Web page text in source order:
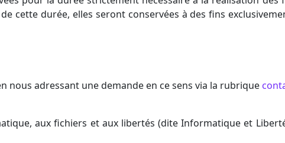
cette durée, elles seront conservées à des fins
nous adressant une demande en ce sens via la rubrique
aux fichiers et aux libertés (dite Informatique et